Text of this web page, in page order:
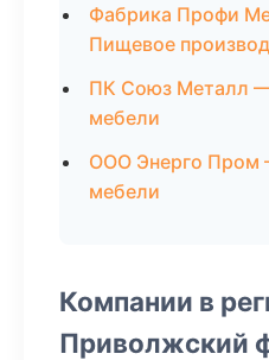
Фабрика Профи
Пищевое
ПК Союз Металл
мебели
ООО Энерго Пром
мебели
Компании в
Приволжский